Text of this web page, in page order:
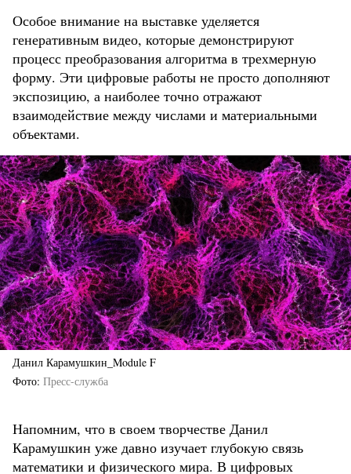
Особое внимание на выставке уделяется
генеративным видео, которые демонстрируют
процесс преобразования алгоритма в трехмерную
форму. Эти цифровые работы не просто дополняют
экспозицию, а наиболее точно отражают
взаимодействие между числами и материальными
объектами.
Данил Карамушкин_Module F
Фото Пресс-служба
Напомним, что в своем творчестве Данил
Карамушкин уже давно изучает глубокую связь
математики и физического мира. В цифровых